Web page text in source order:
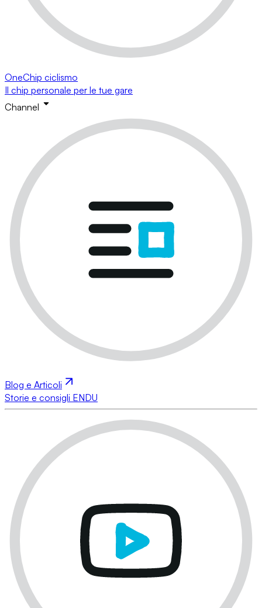
OneChip ciclismo
Il chip personale per le tue gare
Channel
Blog e Articoli
Storie e consigli ENDU